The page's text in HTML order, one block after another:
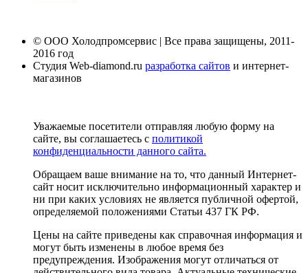
© ООО Холодпромсервис | Все права защищены, 2011-
2016 год
Студия Web-diamond.ru разработка сайтов и интернет-
магазинов
Уважаемые посетители отправляя любую форму на
сайте, вы соглашаетесь с политикой
конфиденциальности данного сайта.
Обращаем ваше внимание на то, что данный Интернет-
сайт носит исключительно информационный характер и
ни при каких условиях не является публичной офертой,
определяемой положениями Статьи 437 ГК РФ.
Цены на сайте приведены как справочная информация и
могут быть изменены в любое время без
предупреждения. Изображения могут отличаться от